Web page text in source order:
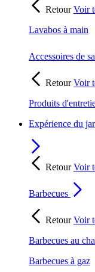
RetourVoir
Lavabos à main
Accessoires de
RetourVoir
Produits
Expérience du
RetourVoir
Barbecues
RetourVoir
Barbecues au
Barbecues à gaz